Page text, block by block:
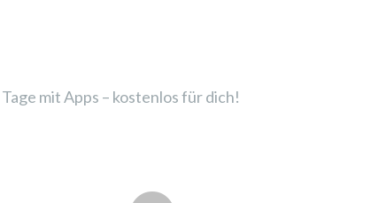
mit Apps – kostenlos für dich!